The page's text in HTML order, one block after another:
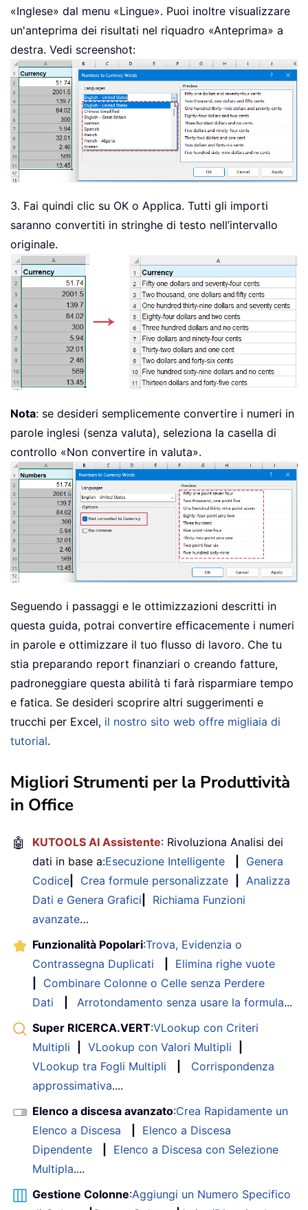
Case
1: GetDigit = "One"
Case
2: GetDigit
"Two"
GetDigit
"Three"
Case
4 : GetDigit =
"Four"
Case 5: GetDigit
Case 6: GetDigit = "Six"
Case 7: GetDigit = "Seven"
Case
GetDigit = "Eight"
Case 9 GetDigit = "Nine"
GetDigit = ""
Select
«Inglese» dal menu «Lingue». Puoi inoltre visualizzare
un'anteprima dei risultati nel riquadro «Anteprima» a
destra. Vedi screenshot:
3. Fai quindi clic su OK o Applica. Tutti gli importi
saranno convertiti in stringhe di testo nell’intervallo
originale.
Nota: se desideri semplicemente convertire i numeri in
parole inglesi (senza valuta), seleziona la casella di
controllo «Non convertire in valuta».
Seguendo i passaggi e le ottimizzazioni descritti in
questa guida, potrai convertire efficacemente i numeri
in parole e ottimizzare il tuo flusso di lavoro. Che tu
stia preparando report finanziari o creando fatture,
padroneggiare questa abilità ti farà risparmiare tempo
e fatica. Se desideri scoprire altri suggerimenti e
trucchi per Excel, il nostro sito web offre migliaia di
tutorial.
Migliori Strumenti per la Produttività
in Office
🤖 KUTOOLS AI Assistente: Rivoluziona Analisi dei
dati in base a:Esecuzione Intelligente
Genera
Codice
Crea formule personalizzate
Analizza
Dati e Genera Grafici
Richiama Funzioni
avanzate…
Funzionalità Popolari:Trova, Evidenzia o
Contrassegna Duplicati
Elimina righe vuote
Combinare Colonne o Celle senza Perdere
Dati
Arrotondamento senza usare la formula...
Super RICERCA.VERT:VLookup con Criteri
Multipli
VLookup con Valori Multipli
VLookup tra Fogli Multipli
Corrispondenza
approssimativa....
Elenco a discesa avanzato:Crea Rapidamente un
Elenco a Discesa
Elenco a Discesa
Dipendente
Elenco a Discesa con Selezione
Multipla....
Gestione Colonne:Aggiungi un Numero Specifico